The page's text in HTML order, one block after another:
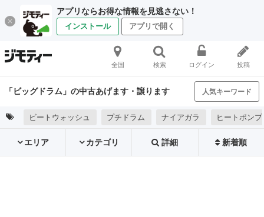
アプリならお得な情報を見逃さない！
インストール アプリで開く
全国 検索 ログイン 投稿
「ビッグドラム」の中古あげます・譲ります 人気キーワード
ビートウォッシュ プチドラム ナイアガラ ヒートポンプ
エリア カテゴリ 詳細 新着順